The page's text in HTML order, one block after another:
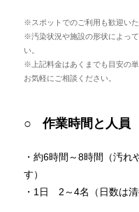
※スポットでのご利用も歓迎いた
※汚染状況や施設の形状によっ
い。
※上記料金はあくまでも目安の
お気軽にご相談ください。
作業時間と人員
・約6時間～8時間（汚れ
す）
・1日 2～4名（日数は清